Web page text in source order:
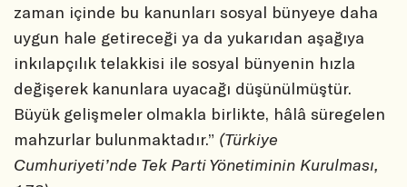
zaman içinde bu kanunları sosyal bünyeye daha
uygun hale getireceği ya da yukarıdan aşağıya
inkılapçılık telakkisi ile sosyal bünyenin hızla
değişerek kanunlara uyacağı düşünülmüştür.
Büyük gelişmeler olmakla birlikte, hâlâ süregelen
mahzurlar bulunmaktadır.” (Türkiye
Cumhuriyeti’nde Tek Parti Yönetiminin Kurulması,